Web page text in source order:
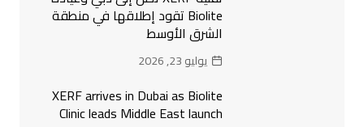
Biolite تقود إطلاقها في منطقة
الشرق الأوسط
يوليو 23, 2026
XERF arrives in Dubai as Biolite
Clinic leads Middle East launch